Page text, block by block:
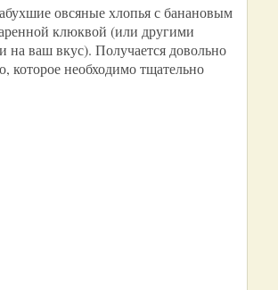
овсяные хлопья с банановым
клюквой (или другими
на ваш вкус). Получается довольно
которое необходимо тщательно